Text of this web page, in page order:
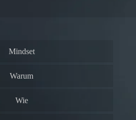
Mindset
Warum
Wie